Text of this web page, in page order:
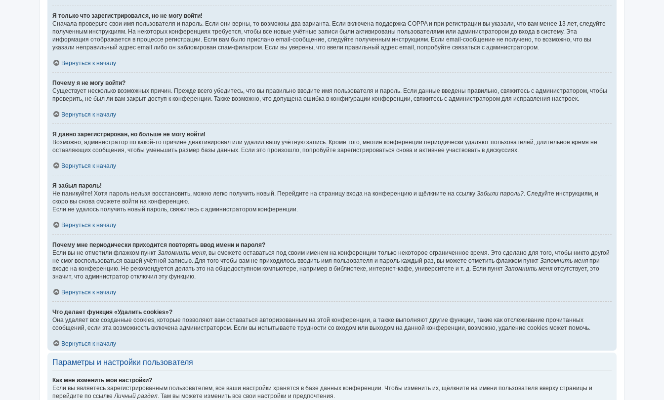
Я только что зарегистрировался, но не могу войти!
Сначала проверьте свои имя пользователя и пароль. Если они верны, то возможны два варианта. Если включена поддержка COPPA и при регистрации вы указали, что вам менее 13 лет, следуйте
полученным инструкциям. На некоторых конференциях требуется, чтобы все новые учётные записи были активированы пользователями или администратором до входа в систему. Эта
информация отображается в процессе регистрации. Если вам было прислано email-сообщение, следуйте полученным инструкциям. Если email-сообщение не получено, то возможно, что вы
указали неправильный адрес email либо он заблокирован спам-фильтром. Если вы уверены, что ввели правильный адрес email, попробуйте связаться с администратором.
Вернуться к началу
Почему я не могу войти?
Существует несколько возможных причин. Прежде всего убедитесь, что вы правильно вводите имя пользователя и пароль. Если данные введены правильно, свяжитесь с администратором, чтобы
проверить, не был ли вам закрыт доступ к конференции. Также возможно, что допущена ошибка в конфигурации конференции, свяжитесь с администратором для исправления настроек.
Вернуться к началу
Я давно зарегистрирован, но больше не могу войти!
Возможно, администратор по какой-то причине деактивировал или удалил вашу учётную запись. Кроме того, многие конференции периодически удаляют пользователей, длительное время не
оставляющих сообщения, чтобы уменьшить размер базы данных. Если это произошло, попробуйте зарегистрироваться снова и активнее участвовать в дискуссиях.
Вернуться к началу
Я забыл пароль!
Не паникуйте! Хотя пароль нельзя восстановить, можно легко получить новый. Перейдите на страницу входа на конференцию и щёлкните на ссылку Забыли пароль? . Следуйте инструкциям, и
скоро вы снова сможете войти на конференцию.
Если не удалось получить новый пароль, свяжитесь с администратором конференции.
Вернуться к началу
Почему мне периодически приходится повторять ввод имени и пароля?
Если вы не отметили флажком пункт Запомнить меня , вы сможете оставаться под своим именем на конференции только некоторое ограниченное время. Это сделано для того, чтобы никто другой
не смог воспользоваться вашей учётной записью. Для того чтобы вам не приходилось вводить имя пользователя и пароль каждый раз, вы можете отметить флажком пункт Запомнить меня при
входе на конференцию. Не рекомендуется делать это на общедоступном компьютере, например в библиотеке, интернет-кафе, университете и т. д. Если пункт Запомнить меня отсутствует, это
значит, что администратор отключил эту функцию.
Вернуться к началу
Что делает функция «Удалить cookies»?
Она удаляет все созданные cookies, которые позволяют вам оставаться авторизованным на этой конференции, а также выполняют другие функции, такие как отслеживание прочитанных
сообщений, если эта возможность включена администратором. Если вы испытываете трудности со входом или выходом на данной конференции, возможно, удаление cookies может помочь.
Вернуться к началу
Параметры и настройки пользователя
Как мне изменить мои настройки?
Если вы являетесь зарегистрированным пользователем, все ваши настройки хранятся в базе данных конференции. Чтобы изменить их, щёлкните на имени пользователя вверху страницы и
перейдите по ссылке Личный раздел . Там вы можете изменить все свои настройки и предпочтения.